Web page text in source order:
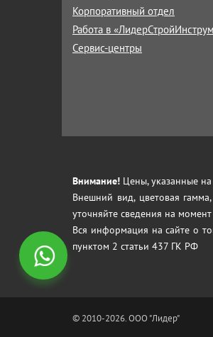
Корпоративный отдел
Работа в
Сервис-центры
Внимание! Цены, указанные
Внешний вид, цветовая
уточняйте сведения на
Вся информация на сайте о
пунктом 2 статьи 437 ГК РФ
© 2010-2026. ООО "Лидер"